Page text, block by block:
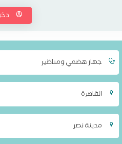
جهاز هضمي ومناظير
القاهرة
مدينة نصر